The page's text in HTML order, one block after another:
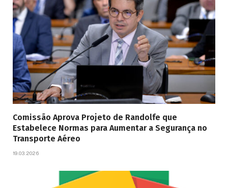
Comissão Aprova Projeto de Randolfe que
Estabelece Normas para Aumentar a Segurança no
Transporte Aéreo
19.03.2026